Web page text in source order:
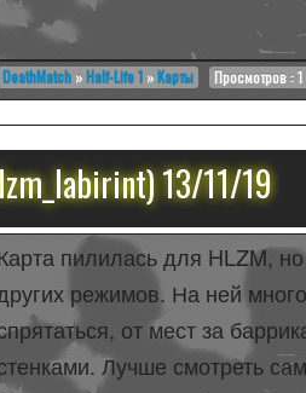
DeathMatch »Half-Life 1 »Карты Просмотров : 1
13/11/19
пилилась для HLZM,
режимов. На ней
от мест за
Лучше смотреть